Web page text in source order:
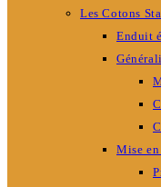
Les Cotons
Enduit
Mise